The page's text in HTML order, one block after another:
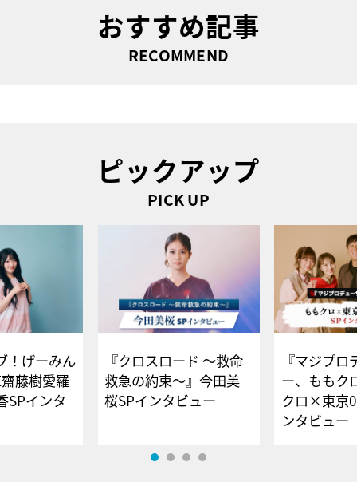
おすすめ記事
RECOMMEND
ピックアップ
PICK UP
！げーみん
藤樹愛羅
SPインタ
『クロスロード ～救命
救急の約束～』今田美
桜SPインタビュー
『マジプロ
ー、ももク
クロ×東京
ンタビュー